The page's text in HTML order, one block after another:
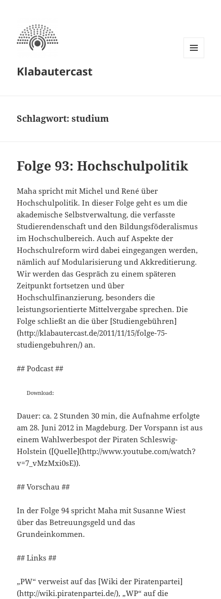
Klabautercast
Schlagwort:studium
Folge 93: Hochschulpolitik
Maha spricht mit Michel und René über
Hochschulpolitik. In dieser Folge geht es um die
akademische Selbstverwaltung, die verfasste
Studierendenschaft und den Bildungsföderalismus
im Hochschulbereich. Auch auf Aspekte der
Hochschulreform wird dabei eingegangen werden,
nämlich auf Modularisierung und Akkreditierung.
Wir werden das Gespräch zu einem späteren
Zeitpunkt fortsetzen und über
Hochschulfinanzierung, besonders die
leistungsorientierte Mittelvergabe sprechen. Die
Folge schließt an die über [Studiengebühren]
(http://klabautercast.de/2011/11/15/folge-75-
studiengebuhren/) an.
## Podcast ##
Download:
Dauer: ca. 2 Stunden 30 min, die Aufnahme erfolgte
am 28. Juni 2012 in Magdeburg. Der Vorspann ist aus
einem Wahlwerbespot der Piraten Schleswig-
Holstein ([Quelle](http://www.youtube.com/watch?
v=7_vMzMxi0sE)).
## Vorschau ##
In der Folge 94 spricht Maha mit Susanne Wiest
über das Betreuungsgeld und das
Grundeinkommen.
## Links ##
„PW“ verweist auf das [Wiki der Piratenpartei]
(http://wiki.piratenpartei.de/), „WP“ auf die